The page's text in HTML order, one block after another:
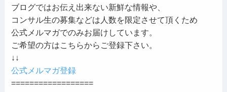
ブログではお伝え出来ない新鮮な情報や、
コンサル生の募集などは人数を限定させて頂くため
公式メルマガでのみお届けしています。
ご希望の方はこちらからご登録下さい。
↓↓
公式メルマガ登録
==================